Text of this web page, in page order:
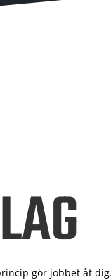
gör jobbet åt dig.